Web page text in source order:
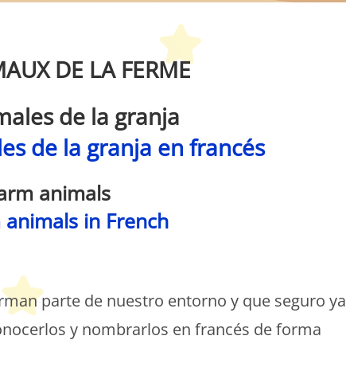
DE LA FERME
de la granja
de la granja en francés
animals
in French
parte de nuestro entorno y que seguro ya
y nombrarlos en francés de forma